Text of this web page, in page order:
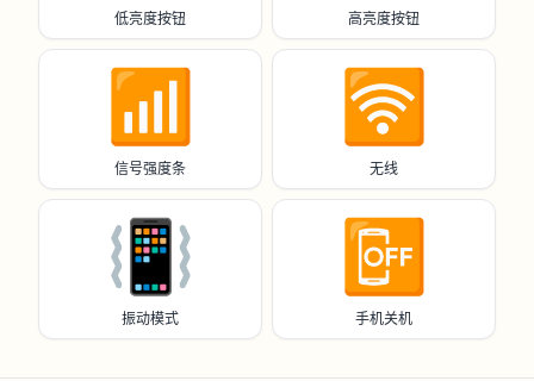
低亮度按钮 高亮度按钮
📶
信号强度条
🛜
无线
📳
振动模式
📴
手机关机